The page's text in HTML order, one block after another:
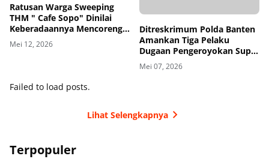
Ratusan Warga Sweeping
THM " Cafe Sopo" Dinilai
Keberadaannya Mencoreng
Wajah Pemerintah
Kabupaten Tangerang
Mei 12, 2026
Ditreskrimum Polda Banten
Amankan Tiga Pelaku
Dugaan Pengeroyokan Supir
di Toll
Mei 07, 2026
Failed to load posts.
Lihat Selengkapnya
Terpopuler